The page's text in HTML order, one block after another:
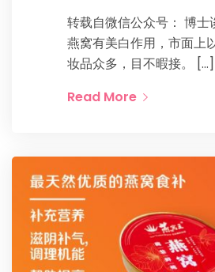
转载自微信公众号： 博士
燕窝有美白作用，市面上
妆品众多，目不暇接。 […]
Read More